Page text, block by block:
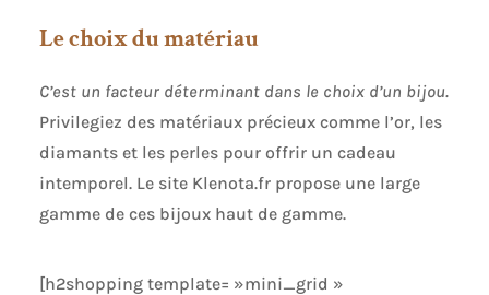
Le choix du matériau
C’est un facteur déterminant dans le choix d’un bijou.
Privilegiez des matériaux précieux comme l’or, les
diamants et les perles pour offrir un cadeau
intemporel. Le site Klenota.fr propose une large
gamme de ces bijoux haut de gamme.
[h2shopping template= »mini_grid »